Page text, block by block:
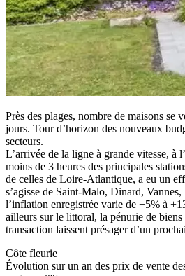
Près des plages, nombre de maisons se
jours. Tour d’horizon des nouveaux
secteurs.
L’arrivée de la ligne à grande vitesse, à
moins de 3 heures des principales
de celles de Loire-Atlantique, a eu un
s’agisse de Saint-Malo, Dinard,
l’inflation enregistrée varie de +5% à
ailleurs sur le littoral, la pénurie de biens
transaction laissent présager d’un
Côte fleurie
Évolution sur un an des prix de vente